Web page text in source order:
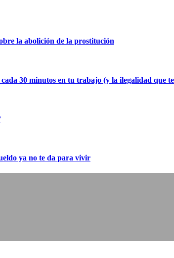
la abolición de la prostitución
30 minutos en tu trabajo (y la ilegalidad que
ya no te da para vivir